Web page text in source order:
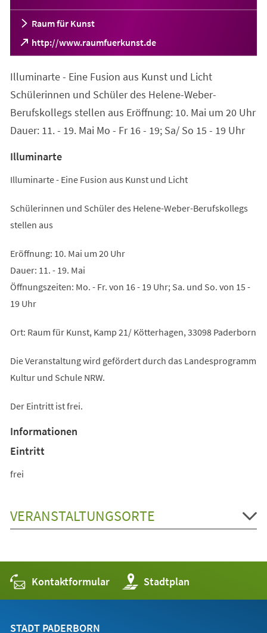
Raum für Kunst
http://www.raumfuerkunst.de
(Öffnet
in
neuen
Tab)
Illuminarte - Eine Fusion aus Kunst und Licht
Schülerinnen und Schüler des Helene-Weber-
Berufskollegs stellen aus Eröffnung: 10. Mai um 20 Uhr
Dauer: 11. - 19. Mai Mo - Fr 16 - 19; Sa/ So 15 - 19 Uhr
Illuminarte
Illuminarte - Eine Fusion aus Kunst und Licht
Schülerinnen und Schüler des Helene-Weber-Berufskollegs
stellen aus
Eröffnung: 10. Mai um 20 Uhr
Dauer: 11. - 19. Mai
Öffnungszeiten: Mo. - Fr. von 16 - 19 Uhr; Sa. und So. von 15 -
19 Uhr
Ort: Raum für Kunst, Kamp 21/ Kötterhagen, 33098 Paderborn
Die Veranstaltung wird gefördert durch das Landesprogramm
Kultur und Schule NRW.
Der Eintritt ist frei.
Informationen
Eintritt
frei
VERANSTALTUNGSORTE
Kontaktformular Stadtplan
(Öffnet
in
einem
STADT PADERBORN